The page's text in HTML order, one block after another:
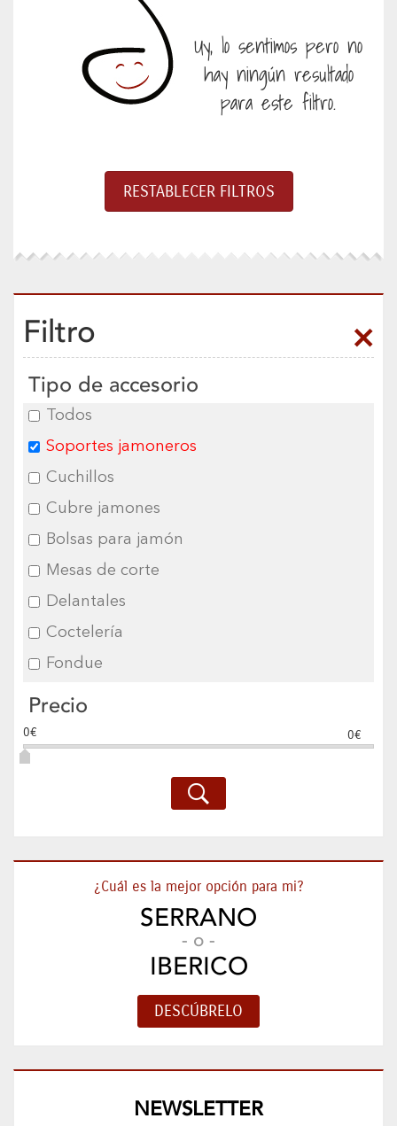
Uy, lo sentimos pero no
hay ningún resultado
para este filtro.
Filtro
Tipo de accesorio
Todos
Soportes jamoneros
Cuchillos
Cubre jamones
Bolsas para jamón
Mesas de corte
Delantales
Coctelería
Fondue
Precio
0€ 0€
¿Cuál es la mejor opción para mi?
SERRANO
- o -
IBERICO
NEWSLETTER